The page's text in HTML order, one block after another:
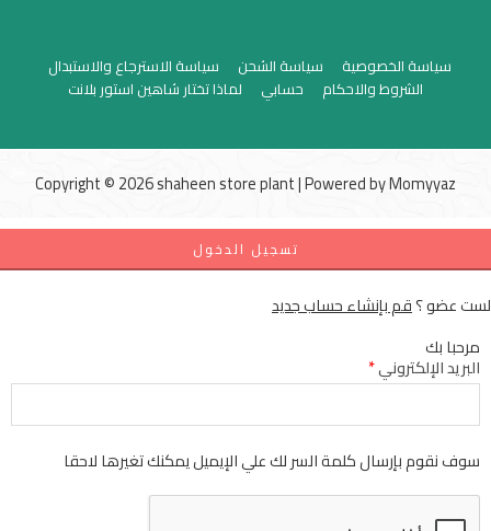
سياسة الخصوصية سياسة الشحن
سياسة الاسترجاع والاستبدال
الشروط والاحكام
حسابي لماذا تختار شاهين استور بلانت
Copyright © 2026 shaheen store plant | Powered byMomyyaz
تسجيل الدخول
لست عضو ؟قم بإنشاء حساب جديد
مرحبا بك
البريد الإلكتروني*
سوف نقوم بإرسال كلمة السر لك علي الإيميل يمكنك تغيرها لاحقا